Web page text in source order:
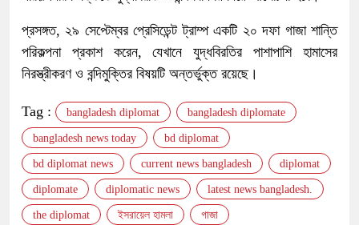
প্রসঙ্গত, ২৯ সেপ্টেম্বর প্রেসিডেন্ট ট্রাম্প একটি ২০ দফা গাজা শান্তি
পরিকল্পনা প্রকাশ করেন, যেখানে যুদ্ধবিরতির পাশাপাশি হামাসের
নিরস্ত্রীকরণ ও বন্দিমুক্তির বিষয়টি অন্তর্ভুক্ত রয়েছে।
Tag : bangladesh diplomat bangladesh diplomate
bangladesh news today bd diplomat
bd diplomat news current news bangladesh diplomat
diplomate diplomatic news latest news bangladesh.
the diplomat ইসরায়েল হামলা গাজা